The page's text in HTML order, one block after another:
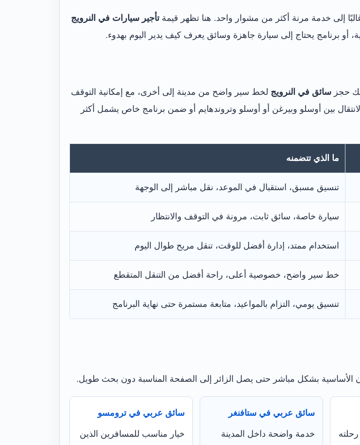
إلى خدمة مرنة أكثر من مشوار واحد. هنا تظهر قيمةتأجير سيارات في النرويج
أو برنامج يحتاج إلى سيارة جاهزة وسائق يعرف كيف يدير اليوم بهدوء.
حجز سائق في النرويج لخط سير واضح من مدينة إلى أخرى، مع إمكانية التوقف
بين أوسلو وبيرغن أو أوسلو وتروندهايم أو ضمن برنامج خاص يشمل أكثر
ما الذي تتضمنه
تنسيق مسبق، استقبال في الموعد، نقل مباشر إلى الوجهة
سيارة خاصة، سائق ثابت، مرونة في التوقف والانتظار
استخدام ممتد، إدارة أفضل للوقت، تنقل مريح طوال اليوم
خط سير واضح، خصوصية أعلى، راحة أفضل من التنقل المتقطع
تنسيق يومي، التزام بالمواعيد، متابعة مستمرة حتى نهاية البرنامج
الأساسية بشكل مباشر حتى يصل الزائر إلى الصفحة المناسبة دون بحث طويل.
سائق عربي في ستافنغر
خدمة واضحة داخل المدينة
سائق عربي في ترومسو
خيار مناسب للمسافرين الذين